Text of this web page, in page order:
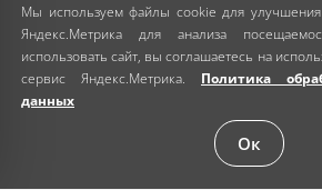
+7 (978) 024-00-00
Мы используем файлы cookie для
Яндекс.Метрика для анализа
использовать сайт, вы соглашаетесь на
сервис Яндекс.Метрика. Политика
данных
Ок